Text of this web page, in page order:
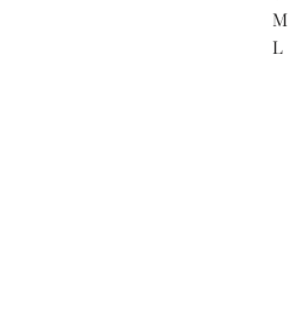
M
L